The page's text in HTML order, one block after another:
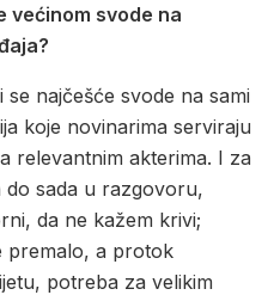
većinom svode na
najčešće svode na sami
koje novinarima serviraju
relevantnim akterima. I za
sada u razgovoru,
da ne kažem krivi;
premalo, a protok
potreba za velikim